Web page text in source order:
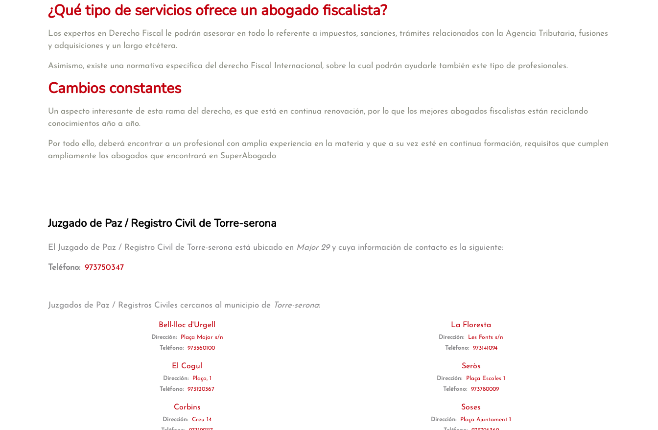
¿Qué tipo de servicios ofrece un abogado fiscalista?
Los expertos en Derecho Fiscal le podrán asesorar en todo lo referente a impuestos, sanciones, trámites relacionados con la Agencia Tributaria, fusiones
y adquisiciones y un largo etcétera.
Asimismo, existe una normativa específica del derecho Fiscal Internacional, sobre la cual podrán ayudarle también este tipo de profesionales.
Cambios constantes
Un aspecto interesante de esta rama del derecho, es que está en continua renovación, por lo que los mejores abogados fiscalistas están reciclando
conocimientos año a año.
Por todo ello, deberá encontrar a un profesional con amplia experiencia en la materia y que a su vez esté en continua formación, requisitos que cumplen
ampliamente los abogados que encontrará en SuperAbogado
Juzgado de Paz / Registro Civil de Torre-serona
El Juzgado de Paz / Registro Civil de Torre-serona está ubicado en Major 29y cuya información de contacto es la siguiente:
Teléfono: 973750347
Juzgados de Paz / Registros Civiles cercanos al municipio de Torre-serona:
Bell-lloc d'Urgell
Dirección:
Plaça Major s/n
Teléfono:
973560100
El Cogul
Dirección:
Plaça, 1
Teléfono:
973120367
Corbins
Dirección:
Creu 14
La Floresta
Dirección:
Les Fonts s/n
Teléfono:
973141094
Seròs
Dirección:
Plaça Escoles 1
Teléfono:
973780009
Soses
Dirección:
Plaça Ajuntament 1